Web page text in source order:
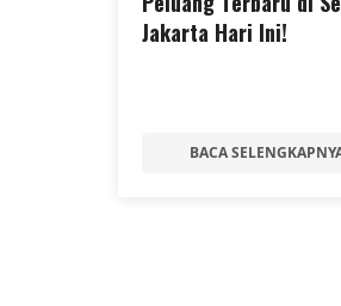
Jakarta Hari Ini!
BACA